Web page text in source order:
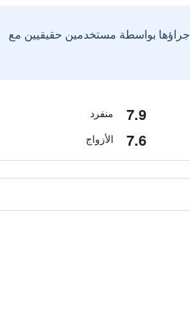
بواسطة مستخدمين حقيقيين مع
7.9 منفرد
7.6 الأزواج